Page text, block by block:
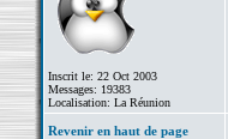
Inscrit le: 22 Oct 2003
Messages: 19383
Localisation: La Réunion
Revenir en haut de page